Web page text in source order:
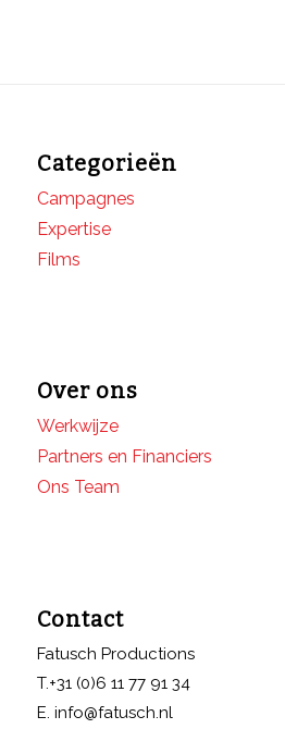
Categorieën
Campagnes
Expertise
Films
Over ons
Werkwijze
Partners en Financiers
Ons Team
Contact
Fatusch Productions
T.+31 (0)6 11 77 91 34
E. info@fatusch.nl